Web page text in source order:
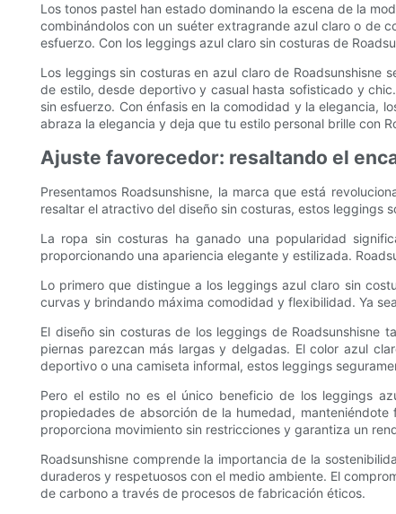
Los tonos pastel han estado dominando la escena de la
combinándolos con un suéter extragrande azul claro o de
esfuerzo. Con los leggings azul claro sin costuras de
Los leggings sin costuras en azul claro de
de estilo, desde deportivo y casual hasta sofisticado y
sin esfuerzo. Con énfasis en la comodidad y la elegancia,
abraza la elegancia y deja que tu estilo personal brille con
Ajuste favorecedor: resaltando el
Presentamos Roadsunshisne, la marca que está
resaltar el atractivo del diseño sin costuras, estos leggings
La ropa sin costuras ha ganado una popularidad
proporcionando una apariencia elegante y estilizada.
Lo primero que distingue a los leggings azul claro sin
curvas y brindando máxima comodidad y flexibilidad. Ya
El diseño sin costuras de los leggings de
piernas parezcan más largas y delgadas. El color azul
deportivo o una camiseta informal, estos leggings
Pero el estilo no es el único beneficio de los leggings
propiedades de absorción de la humedad,
proporciona movimiento sin restricciones y garantiza un
Roadsunshisne comprende la importancia de la
duraderos y respetuosos con el medio ambiente. El
de carbono a través de procesos de fabricación éticos.